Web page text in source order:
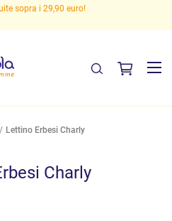
sopra i 29,90 euro!
Lettino Erbesi Charly
Charly